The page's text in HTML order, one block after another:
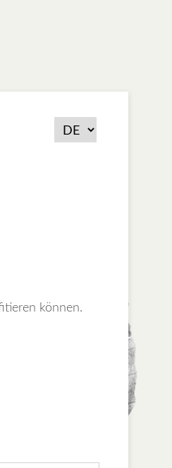
können.